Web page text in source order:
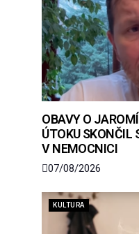
OBAVY O
ÚTOKU SKONČIL
V NEMOCNICI
07/08/2026
KULTURA